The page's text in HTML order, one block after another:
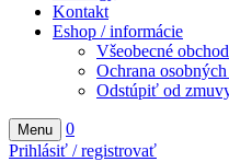
Kontakt
Eshop / informácie
Všeobecné
Ochrana
Odstúpiť od
Menu
0
Prihlásiť / registrovať